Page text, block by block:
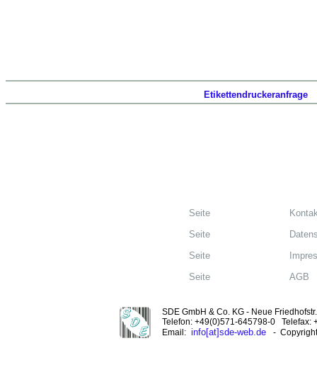
Etikettendruckeranfrage
Seite
Seite
Seite
Seite
AGB
SDE GmbH & Co. KG - Neue
Telefon: +49(0)571-645798-0 Telefax:
Email: info[at]sde-web.de -